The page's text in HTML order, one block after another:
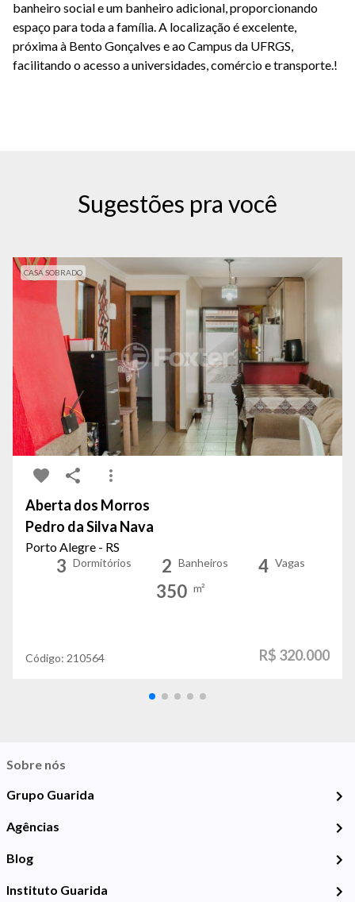
banheiro social e um banheiro adicional, proporcionando
espaço para toda a família. A localização é excelente,
próxima à Bento Gonçalves e ao Campus da UFRGS,
facilitando o acesso a universidades, comércio e transporte.!
Sugestões pra você
CASA SOBRADO
Aberta dos Morros
Pedro da Silva Nava
Porto Alegre - RS
3 Dormitórios 2 Banheiros 4 Vagas
350 m²
Código: 210564 R$ 320.000
Sobre nós
Grupo Guarida
Agências
Blog
Instituto Guarida